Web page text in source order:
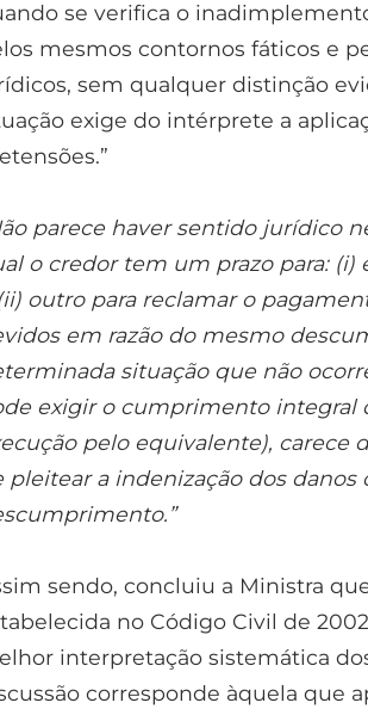
se verifica o
mesmos contornos fáticos e
sem qualquer distinção
exige do intérprete a
parece haver sentido jurídico
o credor tem um prazo para:
outro para reclamar o
em razão do mesmo
situação que não
exigir o cumprimento integral
pelo equivalente), carece
pleitear a indenização dos
sendo, concluiu a Ministra
no Código Civil de
interpretação sistemática
corresponde àquela que